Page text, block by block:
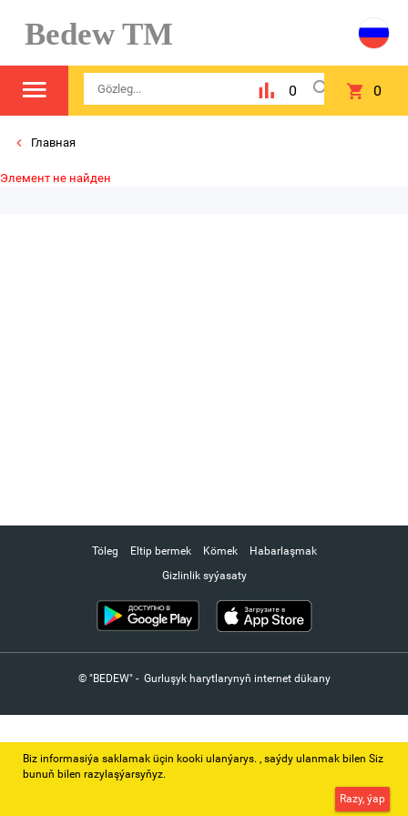
Bedew TM
0 0
Главная
Элемент не найден
Töleg Eltip bermek Kömek
Habarlaşmak
Gizlinlik syýasaty
© "BEDEW" - Gurluşyk harytlarynyň internet dükany
Biz informasiýa saklamak üçin kooki ulanýarys. ‚ saýdy ulanmak bilen Siz
bunuň bilen razylaşýarsyňyz.
Razy, ýap